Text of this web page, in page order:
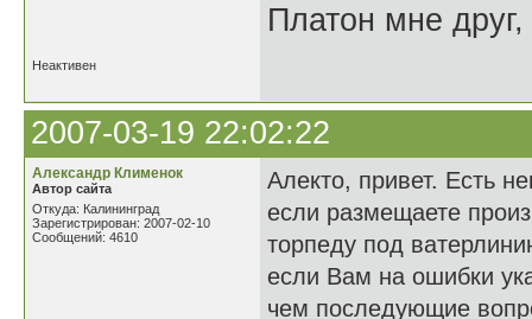
Платон мне
Неактивен
2007-03-19 22:02:22
Александр Клименок
Автор сайта
Откуда: Калининград
Зарегистрирован: 2007-02-10
Сообщений: 4610
Алекто, привет. Есть
если размещаете
торпеду под
если Вам на ошибки
чем последующие